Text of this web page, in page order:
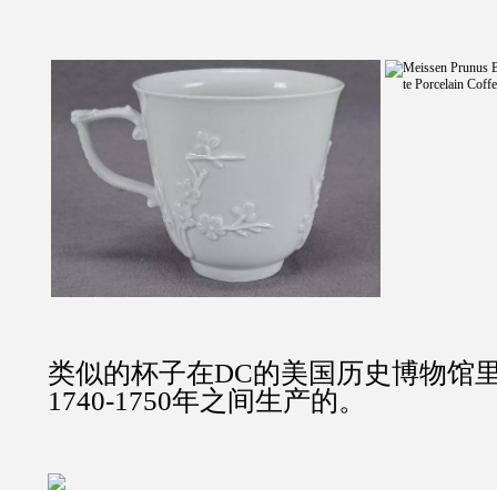
类似的杯子在DC的美国历史博物馆
1740-1750年之间生产的。